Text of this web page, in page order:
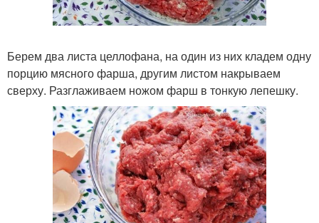
Берем два листа целлофана, на один из них кладем одну
порцию мясного фарша, другим листом накрываем
сверху. Разглаживаем ножом фарш в тонкую лепешку.